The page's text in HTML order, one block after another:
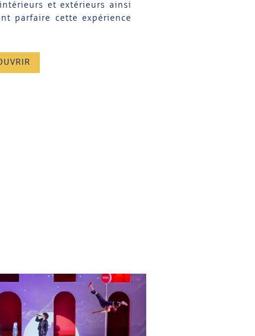
et extérieurs ainsi
parfaire cette expérience